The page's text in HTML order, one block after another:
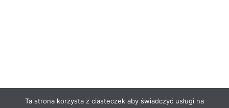
Ta strona korzysta z ciasteczek aby świadczyć usługi na